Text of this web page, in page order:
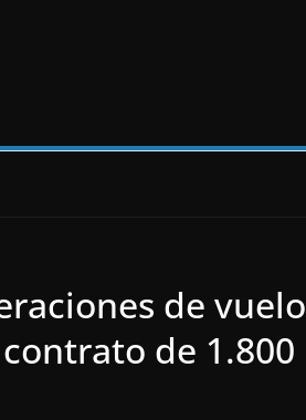
de vuelo
de 1.800